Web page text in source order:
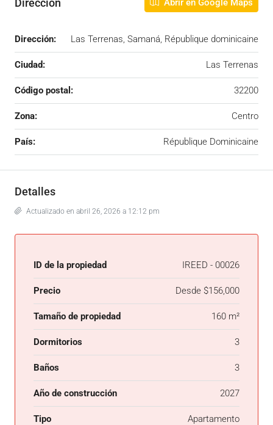
Abrir en Google Maps
Dirección: Las Terrenas, Samaná, République dominicaine
Ciudad: Las Terrenas
Código postal: 32200
Zona: Centro
País: République Dominicaine
Detalles
Actualizado en abril 26, 2026 a 12:12 pm
ID de la propiedad IREED - 00026
Precio Desde $156,000
Tamaño de propiedad 160 m²
Dormitorios 3
Baños 3
Año de construcción 2027
Tipo Apartamento